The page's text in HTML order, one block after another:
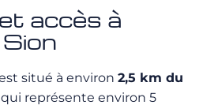
accès à
situé à environ 2,5 km du
qui représente environ 5